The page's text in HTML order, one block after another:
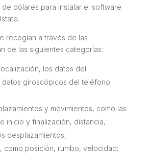
de dólares para instalar el software
recogían a través de las
de las siguientes categorías:
los datos del
datos giroscópicos del teléfono
y movimientos, como las
inicio y finalización, distancia,
desplazamientos;
como posición, rumbo, velocidad;